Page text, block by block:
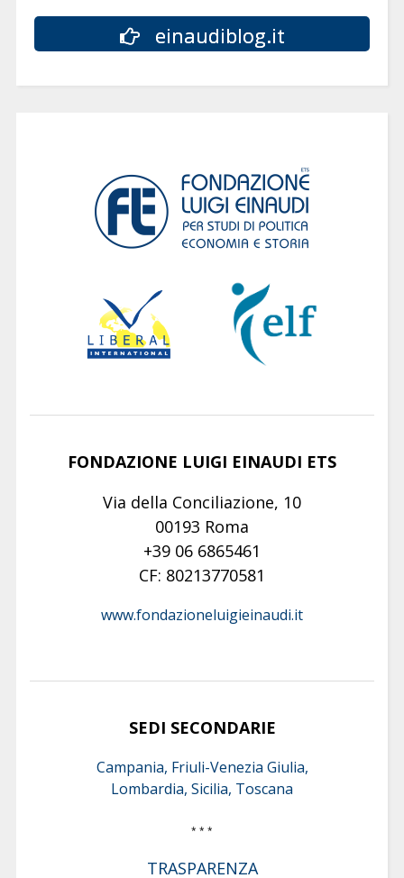
einaudiblog.it
FONDAZIONE LUIGI EINAUDI ETS
Via della Conciliazione, 10
00193 Roma
+39 06 6865461
CF: 80213770581
www.fondazioneluigieinaudi.it
SEDI SECONDARIE
Campania, Friuli-Venezia Giulia,
Lombardia, Sicilia, Toscana
* * *
TRASPARENZA